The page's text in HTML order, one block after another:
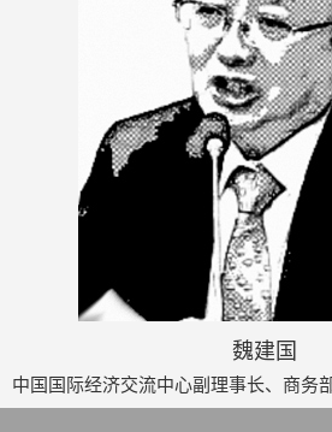
魏建国
中国国际经济交流中心副理事长、商务